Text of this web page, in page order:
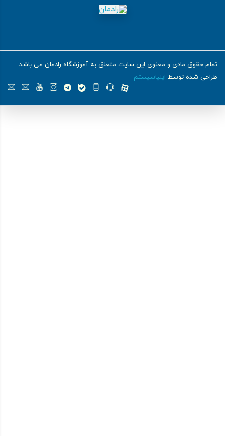
تمام حقوق مادی و معنوی این سایت متعلق به آموزشگاه رادمان می باشد
طراحی شده توسط ایلیاسیستم